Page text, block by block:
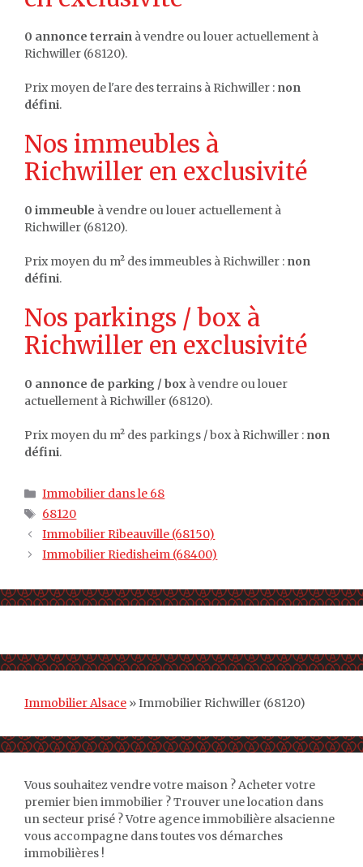
0 annonce terrain à vendre ou louer actuellement à
Richwiller (68120).
Prix moyen de l'are des terrains à Richwiller : non
défini.
Nos immeubles à
Richwiller en exclusivité
0 immeuble à vendre ou louer actuellement à
Richwiller (68120).
Prix moyen du m² des immeubles à Richwiller : non
défini.
Nos parkings / box à
Richwiller en exclusivité
0 annonce de parking / box à vendre ou louer
actuellement à Richwiller (68120).
Prix moyen du m² des parkings / box à Richwiller : non
défini.
Catégories
Immobilier dans le 68
Étiquettes
68120
Immobilier Ribeauville (68150)
Immobilier Riedisheim (68400)
Immobilier Alsace »Immobilier Richwiller (68120)
Vous souhaitez vendre votre maison ? Acheter votre
premier bien immobilier ? Trouver une location dans
un secteur prisé ? Votre agence immobilière alsacienne
vous accompagne dans toutes vos démarches
immobilières !